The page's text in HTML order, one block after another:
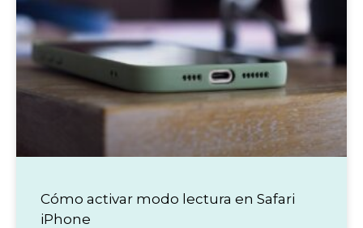
Cómo activar modo lectura en Safari
iPhone